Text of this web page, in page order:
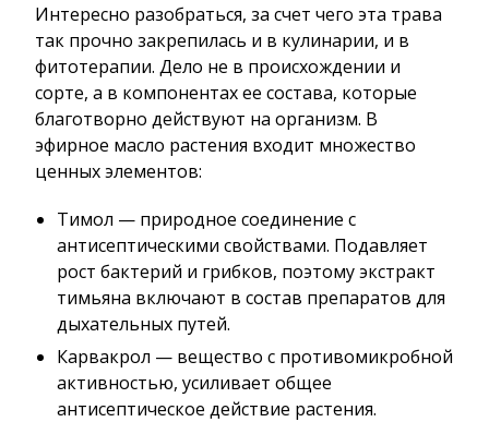
Интересно разобраться, за счет чего эта трава
так прочно закрепилась и в кулинарии, и в
фитотерапии. Дело не в происхождении и
сорте, а в компонентах ее состава, которые
благотворно действуют на организм. В
эфирное масло растения входит множество
ценных элементов:
Тимол — природное соединение с
антисептическими свойствами. Подавляет
рост бактерий и грибков, поэтому экстракт
тимьяна включают в состав препаратов для
дыхательных путей.
Карвакрол — вещество с противомикробной
активностью, усиливает общее
антисептическое действие растения.